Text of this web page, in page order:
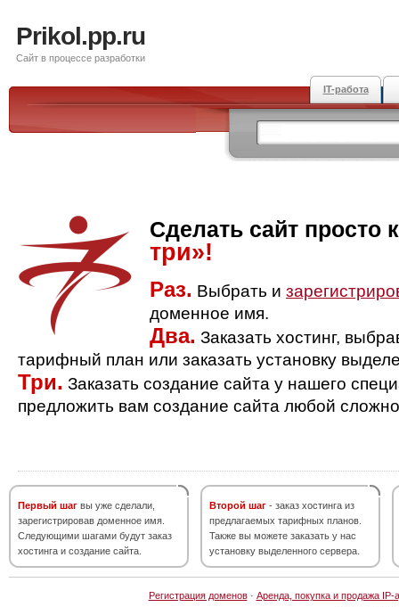
Prikol.pp.ru
Сайт в процессе разработки
IT-работа
Сделать сайт просто
три»!
Раз. Выбрать и
доменное имя.
Два. Заказать хостинг,
тарифный план или заказать установку
Три. Заказать создание сайта у нашего
предложить вам создание сайта любой
Первый шаг вы уже сделали,
зарегистрировав доменное имя.
Следующими шагами будут заказ
хостинга и создание сайта.
Второй шаг - заказ хостинга из
предлагаемых тарифных планов.
Также вы можете заказать у нас
установку выделенного сервера.
Регистрация доменов· Аренда, покупка и продажа IP-